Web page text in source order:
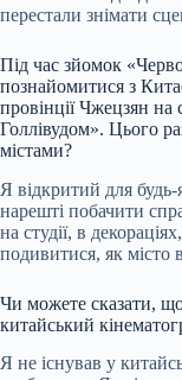
перестали знімати
Під час зйомок
познайомитися з
провінції Чжецзян на
Голлівудом». Цього
містами?
Я відкритий для
нарешті побачити
на студії, в
подивитися, як місто
Чи можете сказати,
китайський
Я не існував у